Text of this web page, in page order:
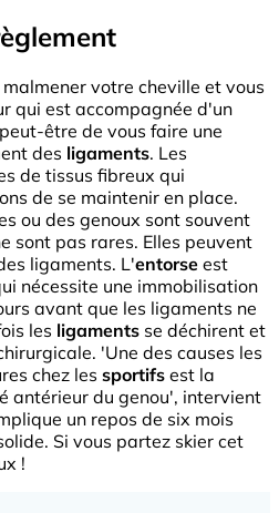
votre cheville et vous
qui est accompagnée d'un
être de vous faire une
des ligaments. Les
de tissus fibreux qui
de se maintenir en place.
ou des genoux sont souvent
sont pas rares. Elles peuvent
ligaments. L'entorse est
nécessite une immobilisation
avant que les ligaments ne
les ligaments se déchirent et
'Une des causes les
chez les sportifs est la
antérieur du genou', intervient
un repos de six mois
Si vous partez skier cet
!